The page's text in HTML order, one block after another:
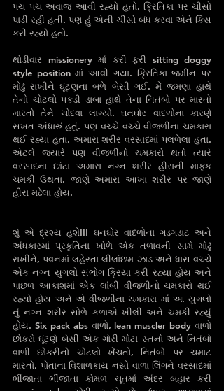
પચ પચ અવાજ આવી રહ્યો હતો. ક્રિતિકા પર ચીસો‌
પાડી રહી હતી. પણ હું એની ચીસો બંધ કરવા એને કિસ
કરી રહ્યો હતો.
થોડીવાર missionery માં કરી ફરી sitting doggy
style position માં આવી ગયા. ક્રિતિકા જમીન પર
મોઢું રાખીને ઘૂંટણના બળે બેસી ગઈ. મેં જમણા હાથે
તેનો ચોટલો પકડી ડાબા હાથે તેના નિતંબો પર મારતો
મારતો તેને ચોદવા લાગ્યો. ઘનઘોર વાદળોના કારણે
સખત અંધારું હતું. પણ વચ્ચે વચ્ચે વીજળીના ચમકારા
થઈ રહ્યા હતા. અમારા શરીર વરસાદમાં પલળેલા હતા.
એટલે જ્યારે પણ વીજળીનો ચમકારો થતો ત્યારે
વરસાદના છાંટા અમારા નગ્ન શરીર હીરાની માફક
ચમકી ઉથતા. જાણે અમારા આખા શરીર પર જાણે
હીરા મઢેલા હોય.
શું એ દ્રશ્ય હશે!!! ઘનઘોર વાદળોના ગડગડાટ અને
અંધકારમાં પ્રકૃતિના ખોળે એક તળાવની સામે મોઢું
રાખીને, પવનમાં લહેરતા લીલાંછમ ઝાડ અને ધાસ વચ્ચે
એક નગ્ન યુગલો સંભોગ ક્રિયા કરી રહ્યા હોય અને
પાછળ આકાશમાં એક લાંબી વીજળીનો ચમકારો થઈ
રહ્યો હોય અને એ વીજળીના ચમકારા માં આ યુગલો
નું નગ્ન શરીર સોળે કળાએ ખીલી અને ચમકી રહ્યું
હોય. Six pack abs વાળો, lean muscler body વાળો
છોકરો ઘૂંટણે બેસી એક ગોરી મોટા સ્તનો અને નિતંબો
વાળી છોકરીનો ચોટલો ખેંચતો, નિતંબો પર ચમાટ
મારતો, પોતાના વિશાળકાય નસો વાળા લિંગને વરસાદમાં
ભીંજાતા ભીંજાતા કોમળ ચૂતમાં અંદર બહાર કરી